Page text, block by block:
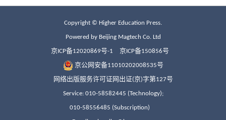
Copyright © Higher Education Press.
Powered by Beijing Magtech Co. Ltd
京ICP备12020869号-1 京ICP备150856号
京公网安备11010202008535号
网络出版服务许可证网出证(京)字第127号
Service: 010-58582445 (Technology);
010-58556485 (Subscription)